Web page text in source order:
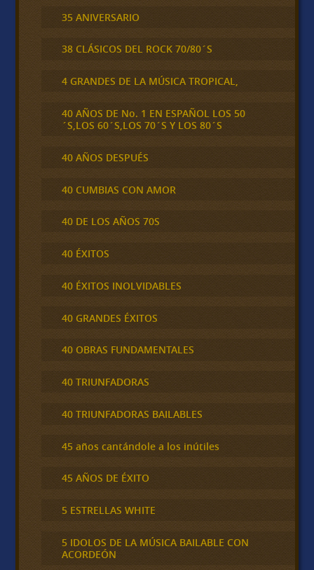
35 ANIVERSARIO
38 CLÁSICOS DEL ROCK 70/80´S
4 GRANDES DE LA MÚSICA TROPICAL,
40 AÑOS DE No. 1 EN ESPAÑOL LOS 50
´S,LOS 60´S,LOS 70´S Y LOS 80´S
40 AÑOS DESPUÉS
40 CUMBIAS CON AMOR
40 DE LOS AÑOS 70S
40 ÉXITOS
40 ÉXITOS INOLVIDABLES
40 GRANDES ÉXITOS
40 OBRAS FUNDAMENTALES
40 TRIUNFADORAS
40 TRIUNFADORAS BAILABLES
45 años cantándole a los inútiles
45 AÑOS DE ÉXITO
5 ESTRELLAS WHITE
5 IDOLOS DE LA MÚSICA BAILABLE CON
ACORDEÓN